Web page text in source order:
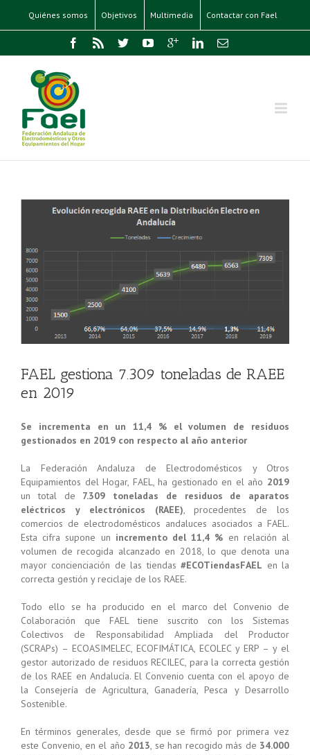
Quiénes somos Objetivos Multimedia Contactar con Fael
FAEL gestiona 7.309 toneladas de RAEE
en 2019
Se incrementa en un 11,4 % el volumen de residuos
gestionados en 2019 con respecto al año anterior
La Federación Andaluza de Electrodomésticos y Otros
Equipamientos del Hogar, FAEL, ha gestionado en el año 2019
un total de 7.309 toneladas de residuos de aparatos
eléctricos y electrónicos (RAEE) , procedentes de los
comercios de electrodomésticos andaluces asociados a FAEL.
Esta cifra supone un incremento del 11,4 % en relación al
volumen de recogida alcanzado en 2018, lo que denota una
mayor concienciación de las tiendas#ECOTiendasFAEL en la
correcta gestión y reciclaje de los RAEE.
Todo ello se ha producido en el marco del Convenio de
Colaboración que FAEL tiene suscrito con los Sistemas
Colectivos de Responsabilidad Ampliada del Productor
(SCRAPs) – ECOASIMELEC, ECOFIMÁTICA, ECOLEC y ERP – y el
gestor autorizado de residuos RECILEC, para la correcta gestión
de los RAEE en Andalucía. El Convenio cuenta con el apoyo de
la Consejería de Agricultura, Ganadería, Pesca y Desarrollo
Sostenible.
En términos generales, desde que se firmó por primera vez
este Convenio, en el año 2013 , se han recogido más de 34.000